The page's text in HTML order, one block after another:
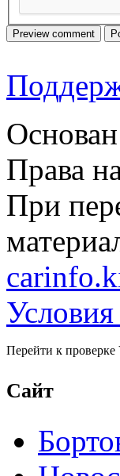
Права
При
Перейти к
Сайт